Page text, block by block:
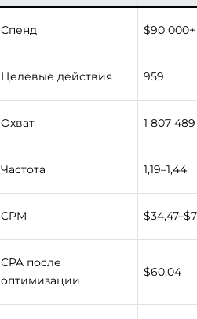
Спенд $90 000+
Целевые действия 959
Охват 1 807 489
Частота 1,19–1,44
CPM
CPA после
оптимизации
$60,04